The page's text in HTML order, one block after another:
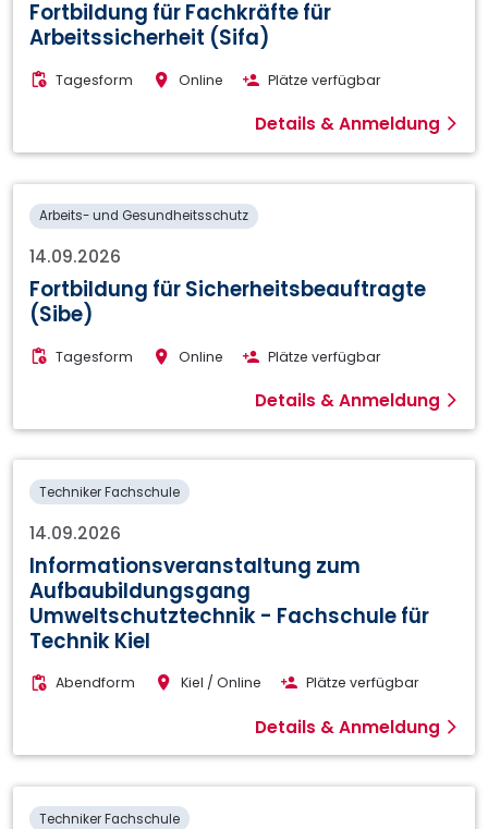
Fortbildung für Fachkräfte für
Arbeitssicherheit (Sifa)
Tagesform Online Plätze verfügbar
Details & Anmeldung
Arbeits- und Gesundheitsschutz
14.09.2026
Fortbildung für Sicherheitsbeauftragte
(Sibe)
Tagesform Online Plätze verfügbar
Details & Anmeldung
Techniker Fachschule
14.09.2026
Informationsveranstaltung zum
Aufbaubildungsgang
Umweltschutztechnik - Fachschule für
Technik Kiel
Abendform Kiel / Online Plätze verfügbar
Details & Anmeldung
Techniker Fachschule